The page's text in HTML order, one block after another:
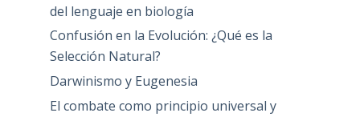
del lenguaje en biología
Confusión en la Evolución: ¿Qué es la
Selección Natural?
Darwinismo y Eugenesia
El combate como principio universal y